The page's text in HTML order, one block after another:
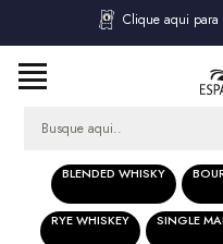
Clique aqui para
BLENDED WHISKY
RYE WHISKEY SINGLE